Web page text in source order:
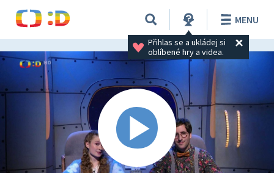
Přihlas se a ukládej si
oblíbené hry a videa.
MENU